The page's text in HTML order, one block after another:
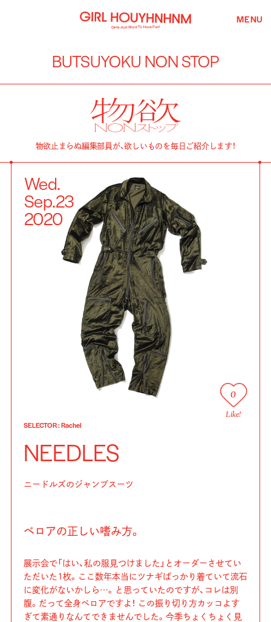
MENU
BUTSUYOKU NON STOP
物欲止まらぬ編集部員が、欲しいものを毎日ご紹介します！
Wed.
Sep.23
2020
0
Like!
SELECTOR: Rachel
NEEDLES
ニードルズのジャンプスーツ
ベロアの正しい嗜み方。
展示会で「はい、私の服見つけました」とオーダーさせてい
ただいた1枚。ここ数年本当にツナギばっかり着ていて流石
に変化がないかしら…。と思っていたのですが、コレは別
腹。だって全身ベロアですよ！ この振り切り方カッコよす
ぎて素通りなんてできませんでした。今季ちょくちょく見